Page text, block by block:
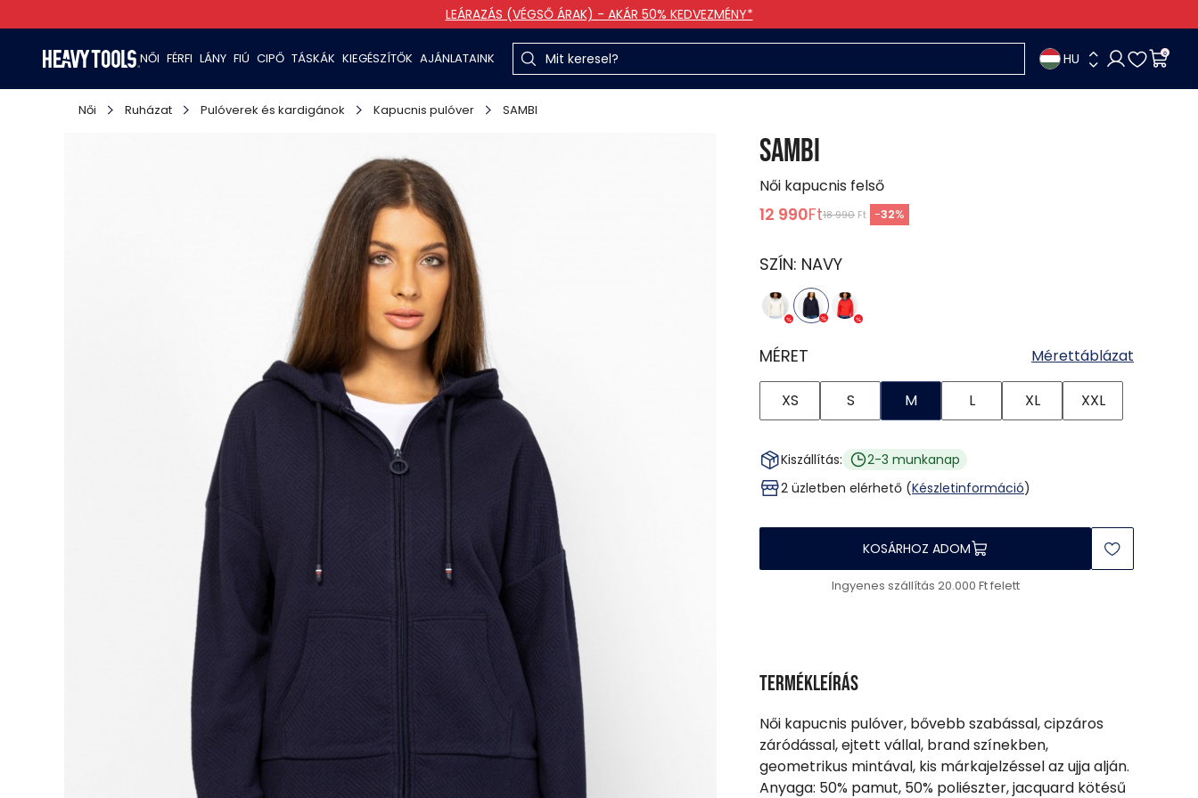
LEÁRAZÁS (VÉGSŐ ÁRAK) - AKÁR 50% KEDVEZMÉNY*
NŐI FÉRFI LÁNY FIÚ CIPŐ TÁSKÁK KIEGÉSZÍTŐK AJÁNLATAINK HU 0
Női Ruházat Pulóverek és kardigánok Kapucnis pulóver SAMBI
SAMBI
Női kapucnis felső
12 990Ft18 990 Ft -32%
SZÍN: NAVY
MÉRET Mérettáblázat
XS S M L XL XXL
Kiszállítás:
2-3 munkanap
2 üzletben elérhető (Készletinformáció)
KOSÁRHOZ ADOM
Ingyenes szállítás 20.000 Ft felett
Termékleírás
Női kapucnis pulóver, bővebb szabással, cipzáros
záródással, ejtett vállal, brand színekben,
geometrikus mintával, kis márkajelzéssel az ujja alján.
Anyaga: 50% pamut, 50% poliészter, jacquard kötésű